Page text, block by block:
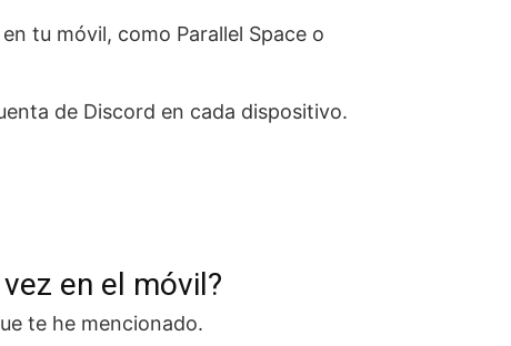
tu móvil, como Parallel Space o
de Discord en cada dispositivo.
en el móvil?
te he mencionado.